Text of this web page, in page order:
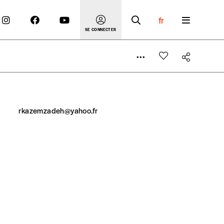
SE CONNECTER
fr
rkazemzadeh@yahoo.fr